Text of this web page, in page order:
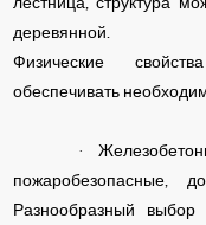
деревянной.
Физические
обеспечивать
·
пожаробезопасные,
Разнообразный